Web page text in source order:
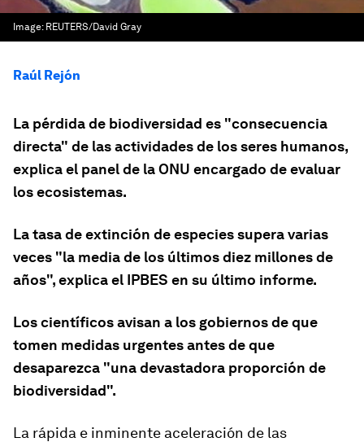
Image: REUTERS/David Gray
Raúl Rejón
La pérdida de biodiversidad es "consecuencia
directa" de las actividades de los seres humanos,
explica el panel de la ONU encargado de evaluar
los ecosistemas.
La tasa de extinción de especies supera varias
veces "la media de los últimos diez millones de
años", explica el IPBES en su último informe.
Los científicos avisan a los gobiernos de que
tomen medidas urgentes antes de que
desaparezca "una devastadora proporción de
biodiversidad".
La rápida e inminente aceleración de las